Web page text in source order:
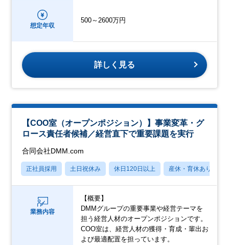
想定年収
500～2600万円
詳しく見る
【COO室（オープンポジション）】事業変革・グ
ロース責任者候補／経営直下で重要課題を実行
合同会社DMM.com
正社員採用 土日祝休み 休日120日以上 産休・育休あり
業務内容
【概要】
DMMグループの重要事業や経営テーマを
担う経営人材のオープンポジションです。
COO室は、経営人材の獲得・育成・輩出お
よび最適配置を担っています。